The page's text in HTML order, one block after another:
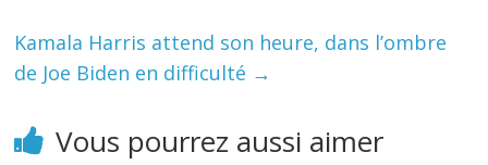
Kamala Harris attend son heure, dans l’ombre
de Joe Biden en difficulté →
Vous pourrez aussi aimer